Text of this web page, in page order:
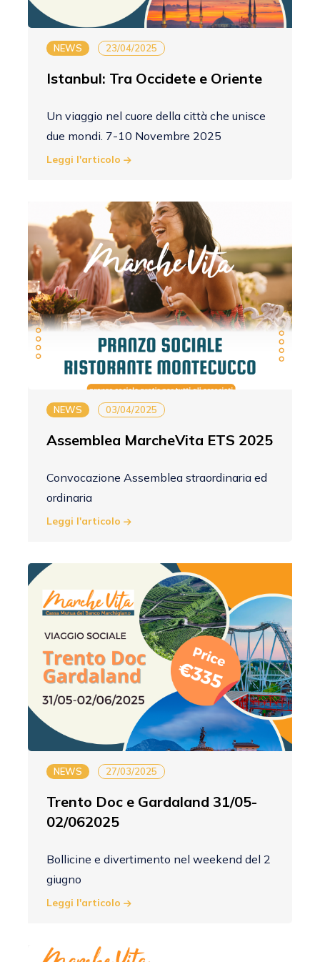
NEWS 23/04/2025
Istanbul: Tra Occidete e Oriente
Un viaggio nel cuore della città che unisce
due mondi. 7-10 Novembre 2025
Leggi l'articolo
NEWS 03/04/2025
Assemblea MarcheVita ETS 2025
Convocazione Assemblea straordinaria ed
ordinaria
Leggi l'articolo
NEWS 27/03/2025
Trento Doc e Gardaland 31/05-
02/062025
Bollicine e divertimento nel weekend del 2
giugno
Leggi l'articolo